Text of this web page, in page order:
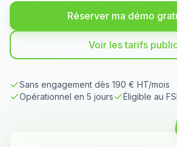
Réserver ma démo
Voir les tarifs
Sans engagement dès 190 € HT/mois
Opérationnel en 5 jours
Éligible au